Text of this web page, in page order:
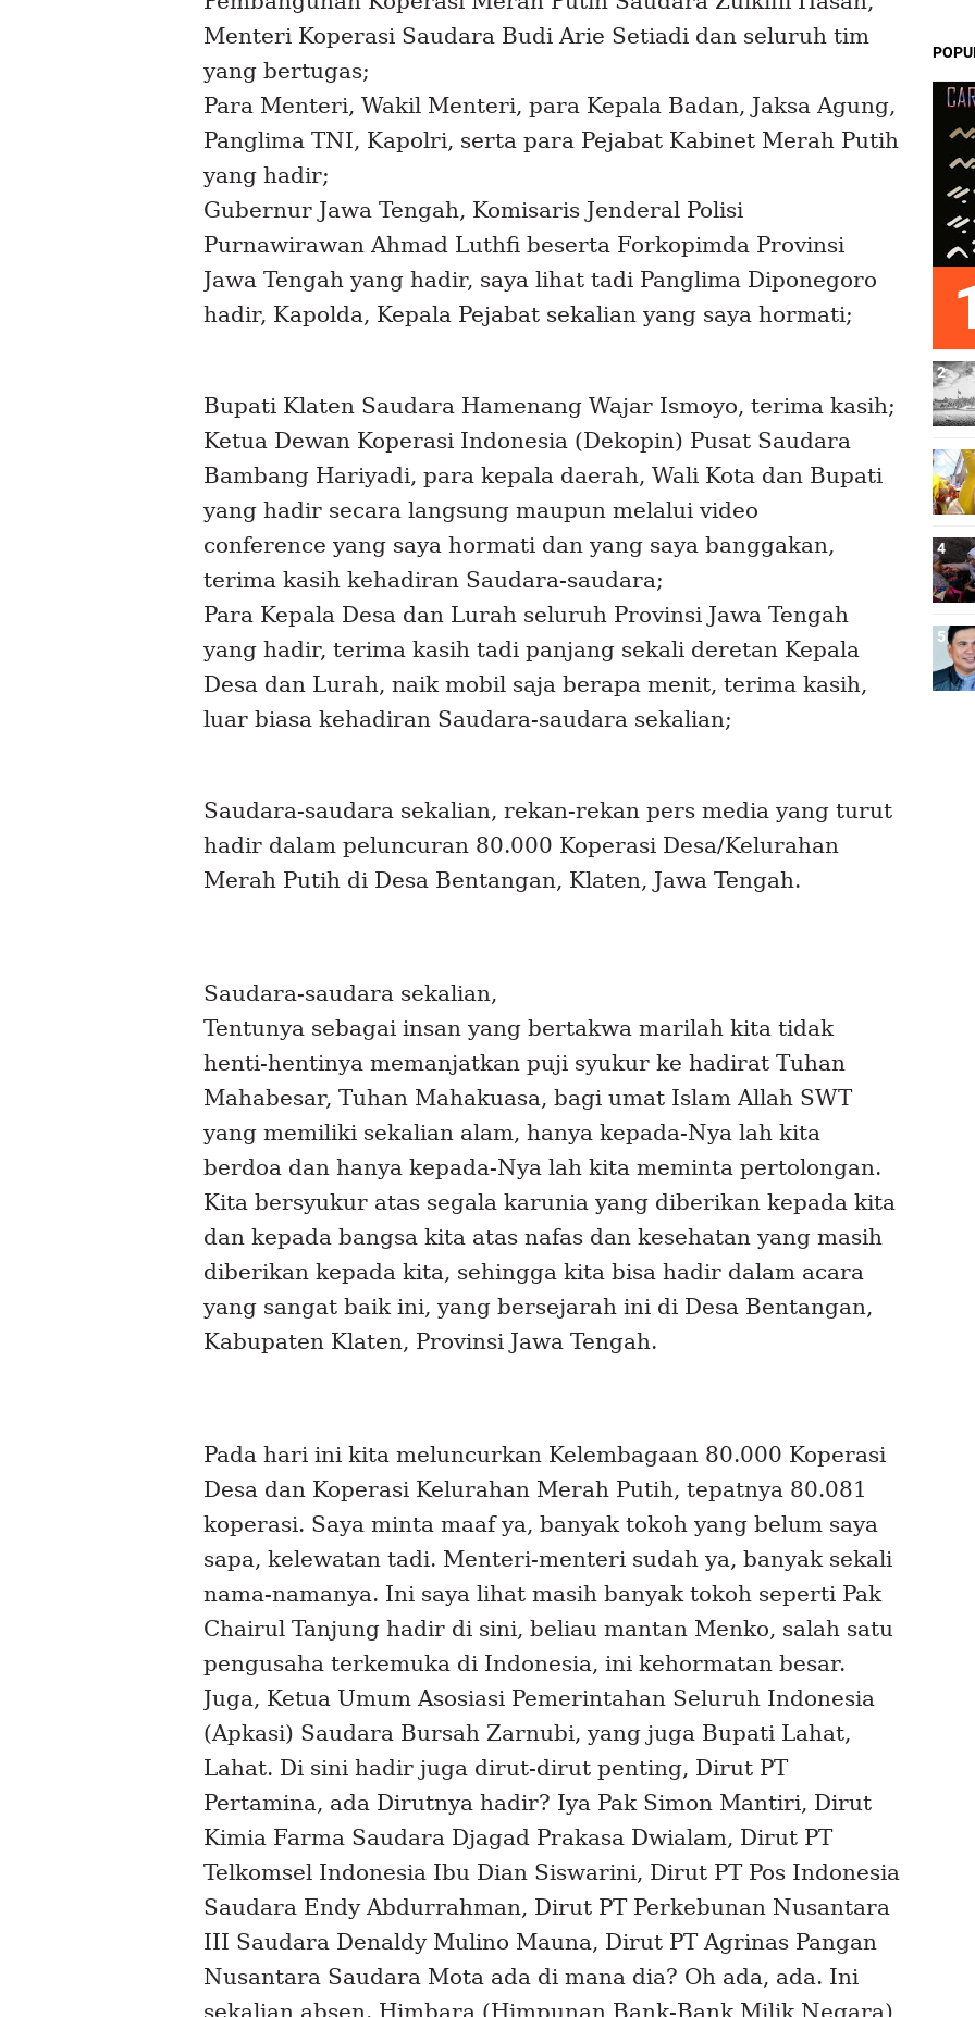
Menteri Koperasi Saudara Budi Arie Setiadi dan seluruh tim
yang bertugas;
Para Menteri, Wakil Menteri, para Kepala Badan, Jaksa Agung,
Panglima TNI, Kapolri, serta para Pejabat Kabinet Merah Putih
yang hadir;
Gubernur Jawa Tengah, Komisaris Jenderal Polisi
Purnawirawan Ahmad Luthfi beserta Forkopimda Provinsi
Jawa Tengah yang hadir, saya lihat tadi Panglima Diponegoro
hadir, Kapolda, Kepala Pejabat sekalian yang saya hormati;
Bupati Klaten Saudara Hamenang Wajar Ismoyo, terima kasih;
Ketua Dewan Koperasi Indonesia (Dekopin) Pusat Saudara
Bambang Hariyadi, para kepala daerah, Wali Kota dan Bupati
yang hadir secara langsung maupun melalui video
conference yang saya hormati dan yang saya banggakan,
terima kasih kehadiran Saudara-saudara;
Para Kepala Desa dan Lurah seluruh Provinsi Jawa Tengah
yang hadir, terima kasih tadi panjang sekali deretan Kepala
Desa dan Lurah, naik mobil saja berapa menit, terima kasih,
luar biasa kehadiran Saudara-saudara sekalian;
Saudara-saudara sekalian, rekan-rekan pers media yang turut
hadir dalam peluncuran 80.000 Koperasi Desa/Kelurahan
Merah Putih di Desa Bentangan, Klaten, Jawa Tengah.
Saudara-saudara sekalian,
Tentunya sebagai insan yang bertakwa marilah kita tidak
henti-hentinya memanjatkan puji syukur ke hadirat Tuhan
Mahabesar, Tuhan Mahakuasa, bagi umat Islam Allah SWT
yang memiliki sekalian alam, hanya kepada-Nya lah kita
berdoa dan hanya kepada-Nya lah kita meminta pertolongan.
Kita bersyukur atas segala karunia yang diberikan kepada kita
dan kepada bangsa kita atas nafas dan kesehatan yang masih
diberikan kepada kita, sehingga kita bisa hadir dalam acara
yang sangat baik ini, yang bersejarah ini di Desa Bentangan,
Kabupaten Klaten, Provinsi Jawa Tengah.
Pada hari ini kita meluncurkan Kelembagaan 80.000 Koperasi
Desa dan Koperasi Kelurahan Merah Putih, tepatnya 80.081
koperasi. Saya minta maaf ya, banyak tokoh yang belum saya
sapa, kelewatan tadi. Menteri-menteri sudah ya, banyak sekali
nama-namanya. Ini saya lihat masih banyak tokoh seperti Pak
Chairul Tanjung hadir di sini, beliau mantan Menko, salah satu
pengusaha terkemuka di Indonesia, ini kehormatan besar.
Juga, Ketua Umum Asosiasi Pemerintahan Seluruh Indonesia
(Apkasi) Saudara Bursah Zarnubi, yang juga Bupati Lahat,
Lahat. Di sini hadir juga dirut-dirut penting, Dirut PT
Pertamina, ada Dirutnya hadir? Iya Pak Simon Mantiri, Dirut
Kimia Farma Saudara Djagad Prakasa Dwialam, Dirut PT
Telkomsel Indonesia Ibu Dian Siswarini, Dirut PT Pos Indonesia
Saudara Endy Abdurrahman, Dirut PT Perkebunan Nusantara
III Saudara Denaldy Mulino Mauna, Dirut PT Agrinas Pangan
Nusantara Saudara Mota ada di mana dia? Oh ada, ada. Ini
sekalian absen. Himbara (Himpunan Bank-Bank Milik Negara)